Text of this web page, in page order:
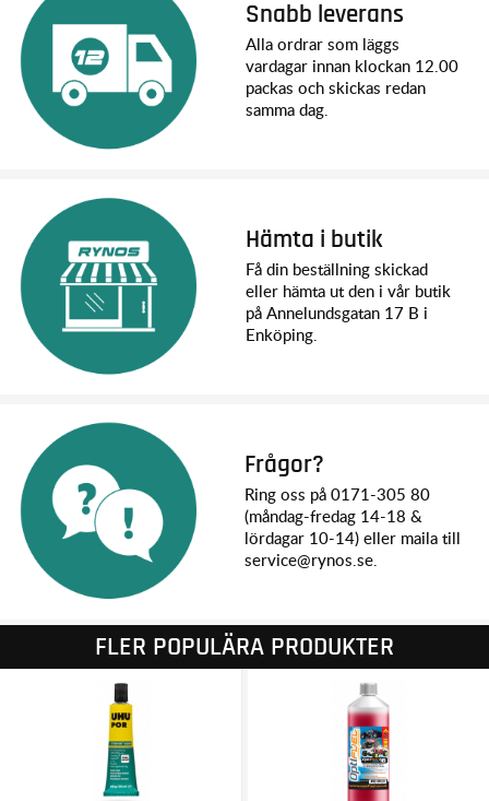
Snabb leverans
Alla ordrar som läggs
vardagar innan klockan 12.00
packas och skickas redan
samma dag.
Hämta i butik
Få din beställning skickad
eller hämta ut den i vår butik
på Annelundsgatan 17 B i
Enköping.
Frågor?
Ring oss på 0171-305 80
(måndag-fredag 14-18 &
lördagar 10-14) eller maila till
service@rynos.se.
FLER POPULÄRA PRODUKTER